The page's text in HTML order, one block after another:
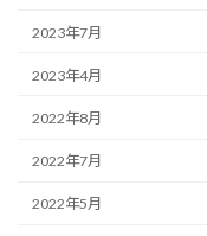
2023年7月
2023年4月
2022年8月
2022年7月
2022年5月